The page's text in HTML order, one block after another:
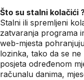
Što su stalni kolačići
Stalni ili spremljeni
zatvaranja programa
web-mjesta
lozinka, tako da se
posjeta određenom
računalu danima,